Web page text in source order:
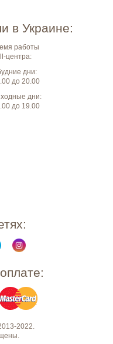
в Украине:
работы
центра:
дни:
до 20.00
дни:
до 19.00
2022.